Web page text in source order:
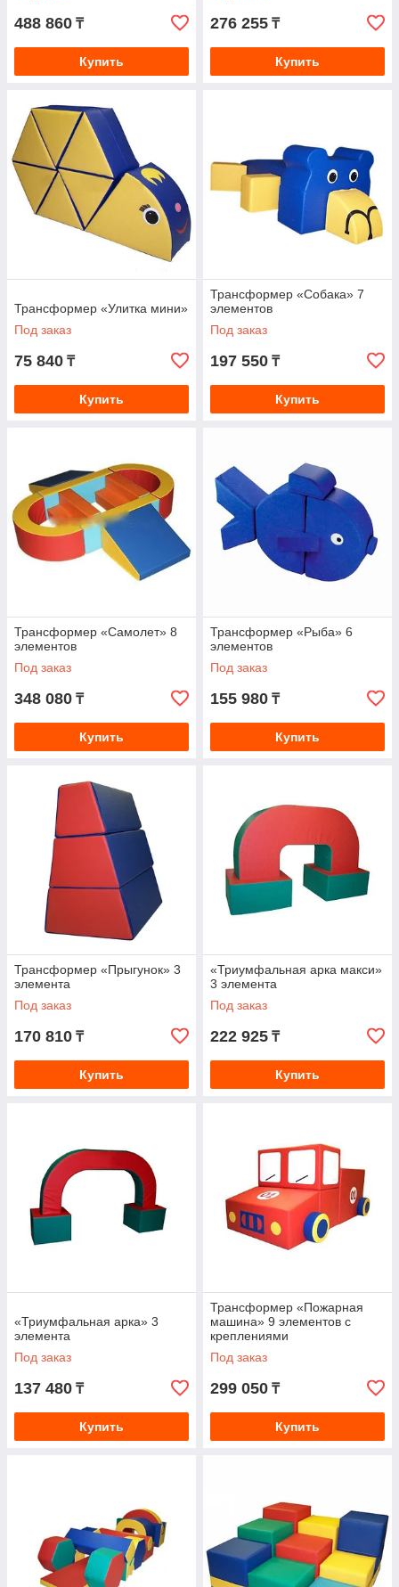
488 860 ₸
Купить
276 255 ₸
Купить
Трансформер «Улитка мини»
Под заказ
75 840 ₸
Купить
Трансформер «Собака» 7
элементов
Под заказ
197 550 ₸
Купить
Трансформер «Самолет» 8
элементов
Под заказ
348 080 ₸
Купить
Трансформер «Рыба» 6
элементов
Под заказ
155 980 ₸
Купить
Трансформер «Прыгунок» 3
элемента
Под заказ
170 810 ₸
Купить
«Триумфальная арка макси»
3 элемента
Под заказ
222 925 ₸
Купить
«Триумфальная арка» 3
элемента
Под заказ
137 480 ₸
Купить
Трансформер «Пожарная
машина» 9 элементов с
креплениями
Под заказ
299 050 ₸
Купить